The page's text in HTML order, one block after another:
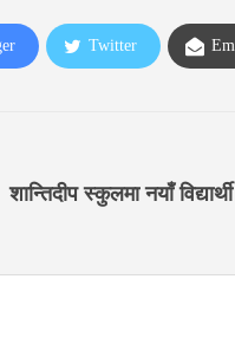
Twitter
शान्तिदीप स्कुलमा नयाँ